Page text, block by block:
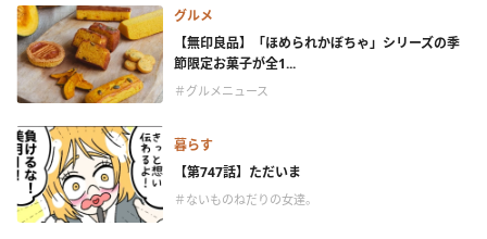
グルメ
【無印良品】「ほめられかぼちゃ」シリーズの季
節限定お菓子が全1...
＃グルメニュース
暮らす
【第747話】ただいま
＃ないものねだりの女達。